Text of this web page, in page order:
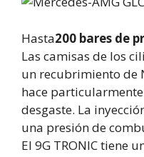
Hasta200 bares de
Las camisas de los
un recubrimiento de
hace
desgaste. La
una presión de
El 9G TRONIC tiene